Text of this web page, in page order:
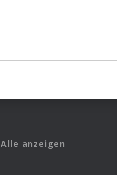
Alle anzeigen